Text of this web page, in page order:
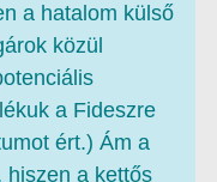
a hatalom külső
közül
a Fideszre
ért.) Ám a
hiszen a kettős